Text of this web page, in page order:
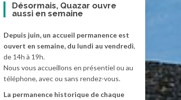
Désormais, Quazar ouvre
aussi en semaine
Depuis juin, un accueil permanence est
ouvert en semaine, du lundi au vendredi,
de 14h à 19h.
Nous vous accueillons en présentiel ou au
téléphone, avec ou sans rendez-vous.
La permanence historique de chaque